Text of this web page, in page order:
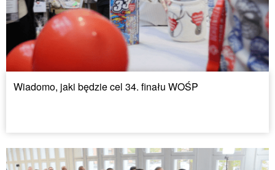
Wiadomo, jaki będzie cel 34. finału WOŚP